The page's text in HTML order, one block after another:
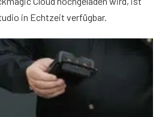
in Echtzeit verfügbar.